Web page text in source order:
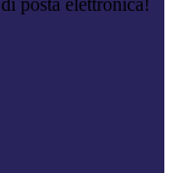
posta elettronica!